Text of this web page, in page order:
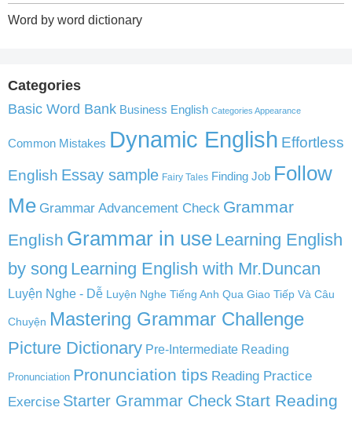
Word by word dictionary
Categories
Basic Word Bank Business English Categories Appearance
Common Mistakes Dynamic English Effortless
English Essay sample Fairy Tales Finding Job Follow
Me Grammar Advancement Check Grammar
English Grammar in use Learning English
by song Learning English with Mr.Duncan
Luyện Nghe - Dễ Luyện Nghe Tiếng Anh Qua Giao Tiếp Và Câu
Chuyện Mastering Grammar Challenge
Picture Dictionary Pre-Intermediate Reading
Pronunciation Pronunciation tips Reading Practice
Exercise Starter Grammar Check Start Reading